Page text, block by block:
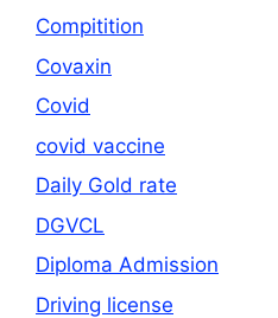
Compitition
Covaxin
Covid
covid vaccine
Daily Gold rate
DGVCL
Diploma Admission
Driving license